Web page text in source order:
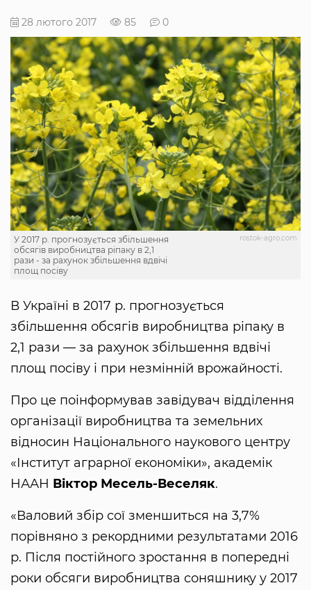
28 лютого 2017 85 0
rostok-agro.com
У 2017 р. прогнозується збільшення
обсягів виробництва ріпаку в 2,1
рази - за рахунок збільшення вдвічі
площ посіву
В Україні в 2017 р. прогнозується
збільшення обсягів виробництва ріпаку в
2,1 рази — за рахунок збільшення вдвічі
площ посіву і при незмінній врожайності.
Про це поінформував завідувач відділення
організації виробництва та земельних
відносин Національного наукового центру
«Інститут аграрної економіки», академік
НААН Віктор Месель-Веселяк.
«Валовий збір сої зменшиться на 3,7%
порівняно з рекордними результатами 2016
р. Після постійного зростання в попередні
роки обсяги виробництва соняшнику у 2017